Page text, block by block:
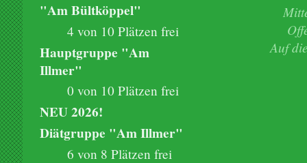
Auf
"Am Bültköppel"
4 von 10 Plätzen frei
Hauptgruppe "Am
Illmer"
0 von 10 Plätzen frei
NEU 2026!
Diätgruppe "Am Illmer"
6 von 8 Plätzen frei